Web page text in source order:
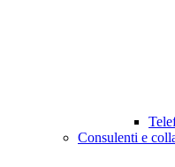
Consulenti e